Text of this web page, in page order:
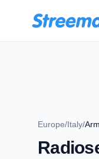
Europe/Italy/